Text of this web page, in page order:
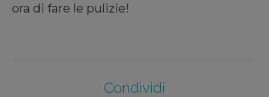
ora di fare le pulizie!
Condividi